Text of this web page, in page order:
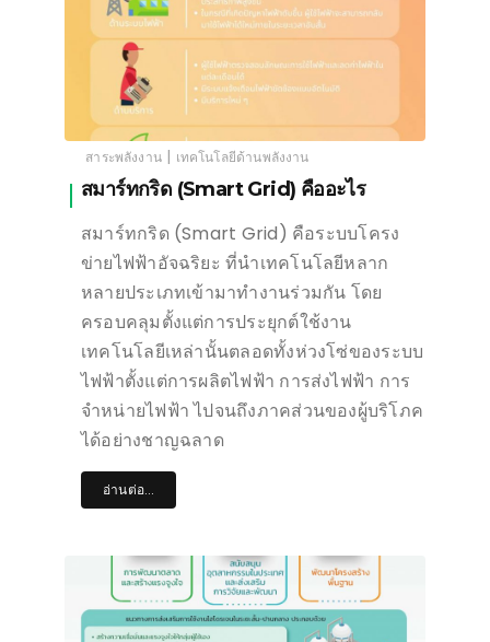
สาระพลังงาน | เทคโนโลยีด้านพลังงาน
สมาร์ทกริด (Smart Grid) คืออะไร
สมาร์ทกริด (Smart Grid) คือระบบโครง
ข่ายไฟฟ้าอัจฉริยะ ที่นำเทคโนโลยีหลาก
หลายประเภทเข้ามาทำงานร่วมกัน โดย
ครอบคลุมตั้งแต่การประยุกต์ใช้งาน
เทคโนโลยีเหล่านั้นตลอดทั้งห่วงโซ่ของระบบ
ไฟฟ้าตั้งแต่การผลิตไฟฟ้า การส่งไฟฟ้า การ
จำหน่ายไฟฟ้า ไปจนถึงภาคส่วนของผู้บริโภค
ได้อย่างชาญฉลาด
อ่านต่อ...